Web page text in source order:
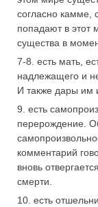
согласно камме,
попадают в этот
существа в
7-8. есть мать,
надлежащего и
И также дары им
9. есть
перерождение.
комментарий
вновь
смерти.
10. есть